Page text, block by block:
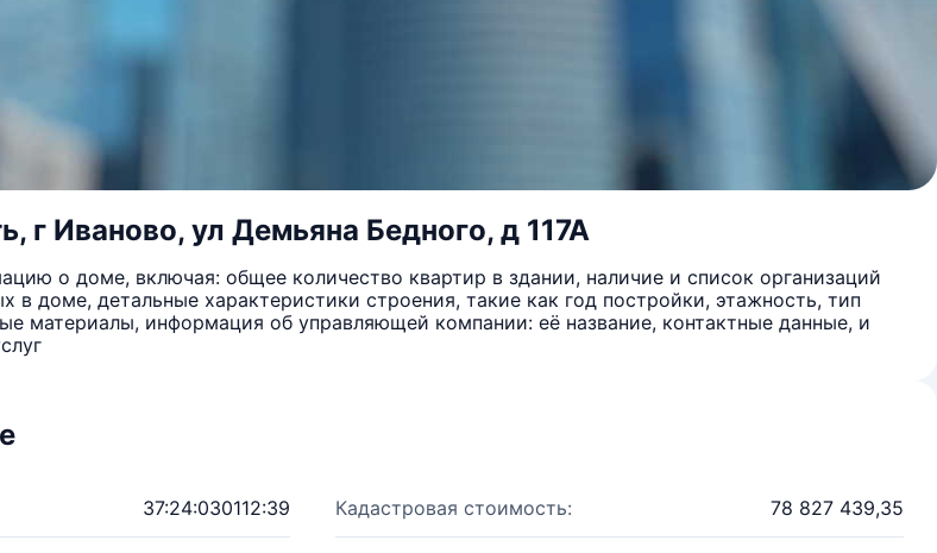
г Иваново, ул Демьяна Бедного, д 117А
о доме, включая: общее количество квартир в здании, наличие и список организаций
в доме, детальные характеристики строения, такие как год постройки, этажность, тип
материалы, информация об управляющей компании: её название, контактные данные, и
37:24:030112:39 Кадастровая стоимость: 78 827 439,35